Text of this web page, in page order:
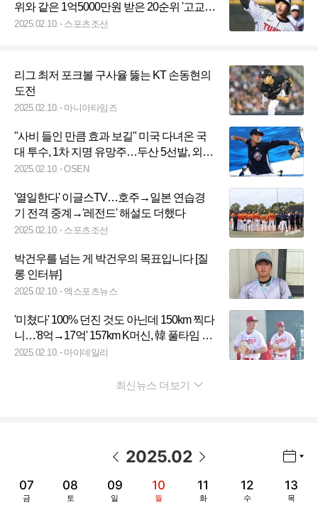
위와 같은 1억5000만원 받은 20순위 '고교
오타니', 148km로 증명하다[SC 포커스]
2025.02.10. 스포츠조선
리그 최저 포크볼 구사율 뚫는 KT 손동현의
도전
2025.02.10. 마니아타임즈
"사비 들인 만큼 효과 보길" 미국 다녀온 국
대 투수, 1차 지명 유망주…두산 5선발, 외야
경쟁 뜨겁다
2025.02.10. OSEN
'열일한다' 이글스TV…호주→일본 연습경
기 전격 중계→'레전드' 해설도 더했다
2025.02.10. 스포츠조선
박건우를 넘는 게 박건우의 목표입니다 [질
롱 인터뷰]
2025.02.10. 엑스포츠뉴스
'미쳤다' 100% 던진 것도 아닌데 150km 찍다
니…'8억→17억' 157km K머신, 韓 풀타임 첫
시즌 폭격 준비
2025.02.10. 마이데일리
최신뉴스 더보기
2025.02
07
금
08
토
09
일
10
월
11
화
12
수
13
목